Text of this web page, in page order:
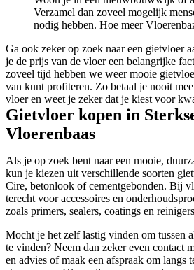
Verzamel dan zoveel mogelijk
nodig hebben. Hoe meer
Ga ook zeker op zoek naar een gietvloer
je de prijs van de vloer een belangrijke
zoveel tijd hebben we weer mooie
van kunt profiteren. Zo betaal je nooit
vloer en weet je zeker dat je kiest voor
Gietvloer kopen in
Vloerenbaas
Als je op zoek bent naar een mooie,
kun je kiezen uit verschillende soorten
Cire, betonlook of cementgebonden. Bij
terecht voor accessoires en
zoals primers, sealers, coatings en
Mocht je het zelf lastig vinden om tussen
te vinden? Neem dan zeker even contact
en advies of maak een afspraak om langs